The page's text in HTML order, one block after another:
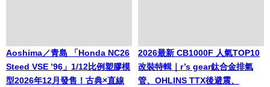
Aoshima／青島 「Honda NC26
Steed VSE ’96」1/12比例塑膠模
型2026年12月發售！古典×直線
2026最新 CB1000F 人氣TOP10
改裝特輯｜r’s gear鈦合金排氣
管、OHLINS TTX後避震、